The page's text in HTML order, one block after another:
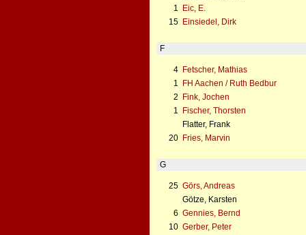
1
Eic, E.
15 Einsiedel, Dirk
F
4 Fetscher, Mathias
1
FH Aachen / Ruth Bedbur
2
Fink, Jochen
1
Fischer, Thorsten
Flatter, Frank
20 Fries, Marvin
G
25 Görs, Andreas
Götze, Karsten
6 Gennies, Bernd
10 Gerber, Peter